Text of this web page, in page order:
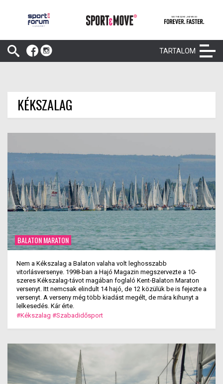
TARTALOM
KÉKSZALAG
BALATON MARATON
Nem a Kékszalag a Balaton valaha volt leghosszabb
vitorlásversenye. 1998-ban a Hajó Magazin megszervezte a 10-
szeres Kékszalag-távot magában foglaló Kent-Balaton Maraton
versenyt. Itt nemcsak elindult 14 hajó, de 12 közülük be is fejezte a
versenyt. A verseny még több kiadást megélt, de mára kihunyt a
lelkesedés. Kár érte.
#Kékszalag #Szabadidősport